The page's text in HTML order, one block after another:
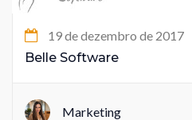
19 de dezembro de 2017
Belle Software
Marketing